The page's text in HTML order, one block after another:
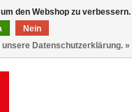
den Webshop zu verbessern.
Nein
Datenschutzerklärung. »